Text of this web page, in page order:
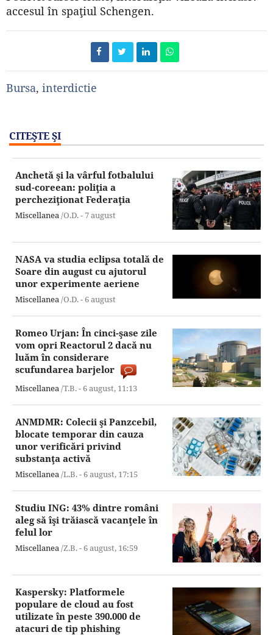
accesul în spaţiul Schengen.
Bursa, interdictie
CITEŞTE ŞI
Anchetă şi la vârful fotbalului
sud-coreean: poliţia a
percheziţionat Federaţia
Miscellanea/O.D. -7 august
NASA va studia eclipsa totală de
Soare din august cu ajutorul
unor experimente aeriene
Miscellanea/O.D. -6 august
Romeo Urjan: În cinci-şase zile
vom opri Reactorul 2 dacă nu
luăm în considerare
scufundarea barjelor
Miscellanea/T.B. -6 august, 11:13
ANMDMR: Colecii şi Panzcebil,
blocate temporar din cauza
unor verificări privind
substanţa activă
Miscellanea/L.B. -6 august, 17:15
Studiu ING: 43% dintre români
aleg să îşi trăiască vacanţele în
felul lor
Miscellanea/Z.B. -6 august, 16:59
Kaspersky: Platformele
populare de cloud au fost
utilizate în peste 390.000 de
atacuri de tip phishing